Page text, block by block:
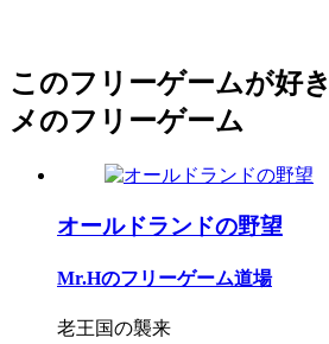
このフリーゲームが好
メのフリーゲーム
オールドランドの野望
Mr.Hのフリーゲーム道場
老王国の襲来